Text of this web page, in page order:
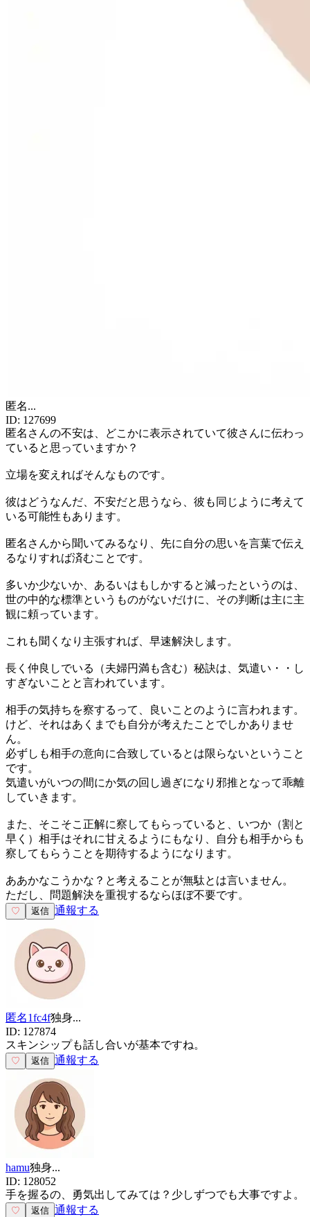
匿名...
ID: 127699
匿名さんの不安は、どこかに表示されていて彼さんに伝わっ
ていると思っていますか？
立場を変えればそんなものです。
彼はどうなんだ、不安だと思うなら、彼も同じように考えて
いる可能性もあります。
匿名さんから聞いてみるなり、先に自分の思いを言葉で伝え
るなりすれば済むことです。
多いか少ないか、あるいはもしかすると減ったというのは、
世の中的な標準というものがないだけに、その判断は主に主
観に頼っています。
これも聞くなり主張すれば、早速解決します。
長く仲良しでいる（夫婦円満も含む）秘訣は、気遣い・・し
すぎないことと言われています。
相手の気持ちを察するって、良いことのように言われます。
けど、それはあくまでも自分が考えたことでしかありませ
ん。
必ずしも相手の意向に合致しているとは限らないということ
です。
気遣いがいつの間にか気の回し過ぎになり邪推となって乖離
していきます。
また、そこそこ正解に察してもらっていると、いつか（割と
早く）相手はそれに甘えるようにもなり、自分も相手からも
察してもらうことを期待するようになります。
ああかなこうかな？と考えることが無駄とは言いません。
ただし、問題解決を重視するならほぼ不要です。
♡ 返信 通報する
匿名1fc4f独身...
ID: 127874
スキンシップも話し合いが基本ですね。
♡ 返信 通報する
hamu独身...
ID: 128052
手を握るの、勇気出してみては？少しずつでも大事ですよ。
♡ 返信 通報する